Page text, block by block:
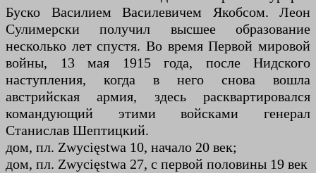
Буско Василием Василевичем Якобсом. Леон
Сулимерски получил высшее образование
несколько лет спустя. Во время Первой мировой
войны, 13 мая 1915 года, после Нидского
наступления, когда в него снова вошла
австрийская армия, здесь расквартировался
командующий этими войсками генерал
Станислав Шептицкий.
дом, пл. Zwycięstwa 10, начало 20 век;
дом, пл. Zwycięstwa 27, с первой половины 19 век